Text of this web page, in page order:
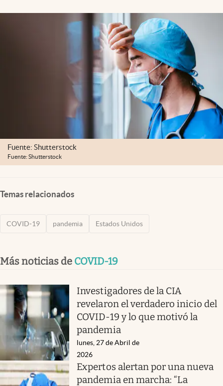
Fuente: Shutterstock
Fuente: Shutterstock
Temas relacionados
COVID-19 pandemia Estados Unidos
Más noticias de COVID-19
Investigadores de la CIA
revelaron el verdadero inicio del
COVID-19 y lo que motivó la
pandemia
lunes, 27 de Abril de
2026
Expertos alertan por una nueva
pandemia en marcha: “La